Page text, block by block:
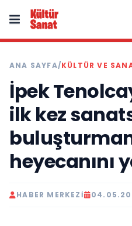
ANA SAYFA/KÜLTÜR VE
İpek
ilk kez
heyecanını
HABER MERKEZI